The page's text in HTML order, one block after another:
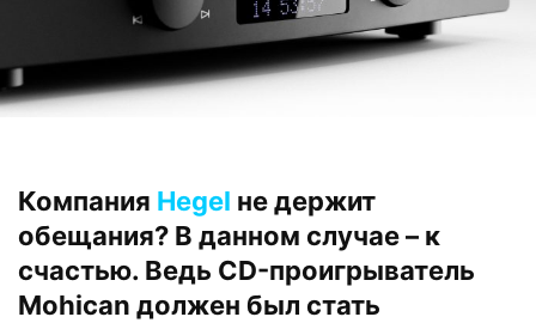
Компания Hegel не держит
обещания? В данном случае – к
счастью. Ведь CD-проигрыватель
Mohican должен был стать